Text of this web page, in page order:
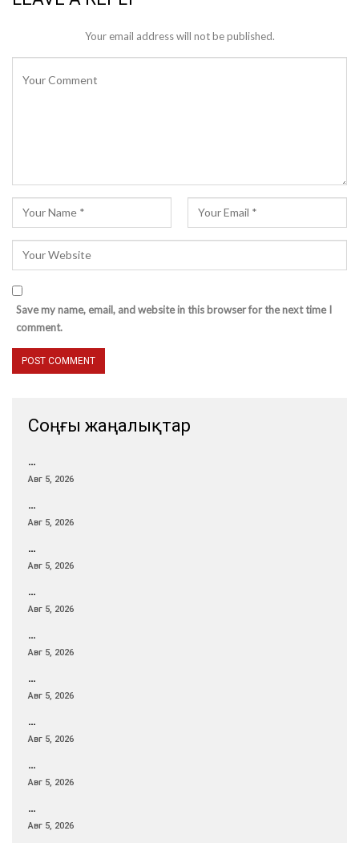
Your email address will not be published.
Save my name, email, and website in this browser for the next time I
comment.
Соңғы жаңалықтар
…
Авг 5, 2026
…
Авг 5, 2026
…
Авг 5, 2026
…
Авг 5, 2026
…
Авг 5, 2026
…
Авг 5, 2026
…
Авг 5, 2026
…
Авг 5, 2026
…
Авг 5, 2026